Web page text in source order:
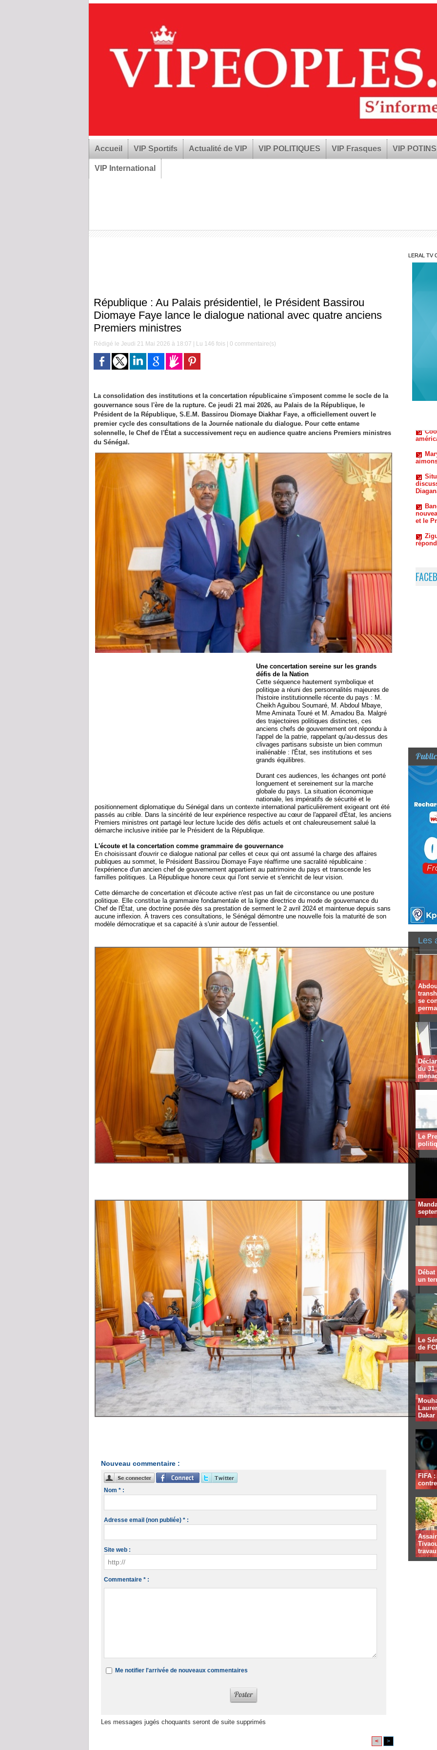
Accueil VIP Sportifs Actualité de VIP VIP POLITIQUES VIP Frasques VIP POTINS
VIP International
République : Au Palais présidentiel, le Président Bassirou
Diomaye Faye lance le dialogue national avec quatre anciens
Premiers ministres
Rédigé le Jeudi 21 Mai 2026 à 18:07 | Lu 146 fois | 0 commentaire(s)
La consolidation des institutions et la concertation républicaine s'imposent comme le socle de la
gouvernance sous l'ère de la rupture. Ce jeudi 21 mai 2026, au Palais de la République, le
Président de la République, S.E.M. Bassirou Diomaye Diakhar Faye, a officiellement ouvert le
premier cycle des consultations de la Journée nationale du dialogue. Pour cette entame
solennelle, le Chef de l'État a successivement reçu en audience quatre anciens Premiers ministres
du Sénégal.
Une concertation sereine sur les grands
défis de la Nation
Cette séquence hautement symbolique et
politique a réuni des personnalités majeures de
l'histoire institutionnelle récente du pays : M.
Cheikh Aguibou Soumaré, M. Abdoul Mbaye,
Mme Aminata Touré et M. Amadou Ba. Malgré
des trajectoires politiques distinctes, ces
anciens chefs de gouvernement ont répondu à
l'appel de la patrie, rappelant qu'au-dessus des
clivages partisans subsiste un bien commun
inaliénable : l'État, ses institutions et ses
grands équilibres.
Durant ces audiences, les échanges ont porté
longuement et sereinement sur la marche
globale du pays. La situation économique
nationale, les impératifs de sécurité et le
positionnement diplomatique du Sénégal dans un contexte international particulièrement exigeant ont été
passés au crible. Dans la sincérité de leur expérience respective au cœur de l'appareil d'État, les anciens
Premiers ministres ont partagé leur lecture lucide des défis actuels et ont chaleureusement salué la
démarche inclusive initiée par le Président de la République.
L'écoute et la concertation comme grammaire de gouvernance
En choisissant d'ouvrir ce dialogue national par celles et ceux qui ont assumé la charge des affaires
publiques au sommet, le Président Bassirou Diomaye Faye réaffirme une sacralité républicaine :
l'expérience d'un ancien chef de gouvernement appartient au patrimoine du pays et transcende les
familles politiques. La République honore ceux qui l'ont servie et s'enrichit de leur vision.
Cette démarche de concertation et d'écoute active n'est pas un fait de circonstance ou une posture
politique. Elle constitue la grammaire fondamentale et la ligne directrice du mode de gouvernance du
Chef de l'État, une doctrine posée dès sa prestation de serment le 2 avril 2024 et maintenue depuis sans
aucune inflexion. À travers ces consultations, le Sénégal démontre une nouvelle fois la maturité de son
modèle démocratique et sa capacité à s'unir autour de l'essentiel.
Nouveau commentaire :
Nom * :
Adresse email (non publiée) * :
Site web :
Commentaire * :
Me notifier l'arrivée de nouveaux commentaires
Les messages jugés choquants seront de suite supprimés
< >
LERAL TV
et le
Les
se
du 31
Le
un
Le
de
Dakar
FIFA